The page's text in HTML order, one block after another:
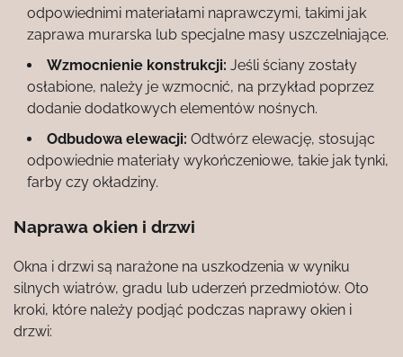
odpowiednimi materiałami naprawczymi, takimi jak
zaprawa murarska lub specjalne masy uszczelniające.
Wzmocnienie konstrukcji: Jeśli ściany zostały
osłabione, należy je wzmocnić, na przykład poprzez
dodanie dodatkowych elementów nośnych.
Odbudowa elewacji: Odtwórz elewację, stosując
odpowiednie materiały wykończeniowe, takie jak tynki,
farby czy okładziny.
Naprawa okien i drzwi
Okna i drzwi są narażone na uszkodzenia w wyniku
silnych wiatrów, gradu lub uderzeń przedmiotów. Oto
kroki, które należy podjąć podczas naprawy okien i
drzwi: